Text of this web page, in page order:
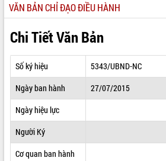
GIỚI THIỆU
LÃNH ĐẠO UBND TỈNH
TIN TỨC SỰ KIỆN
SỞ, BAN, NGÀNH
THÔNG TIN CHỈ ĐẠO ĐIỀU HÀNH
HỆ THỐNG VĂN BẢN
VĂN BẢN CHỈ ĐẠO ĐIỀU HÀNH
Chi Tiết Văn Bản
Số ký hiệu
5343/UBND-NC
Ngày ban hành
27/07/2015
Ngày hiệu lực
Người Ký
Cơ quan ban hành